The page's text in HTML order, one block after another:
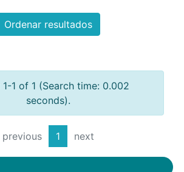
Ordenar resultados
1-1 of 1 (Search time: 0.002
seconds).
previous 1 next